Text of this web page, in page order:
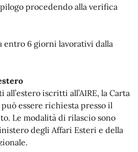
procedendo alla verifica
entro 6 giorni lavorativi dalla
iscritti all’AIRE, la Carta
essere richiesta presso il
Le modalità di rilascio sono
degli Affari Esteri e della